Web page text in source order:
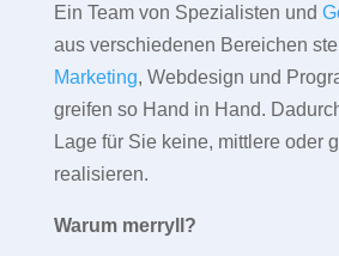
Ein Team von Spezialisten und
aus verschiedenen Bereichen
Marketing, Webdesign und
greifen so Hand in Hand.
Lage für Sie keine, mittlere oder
realisieren.
Warum merryll?